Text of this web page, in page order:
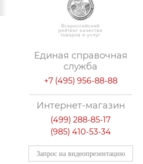
Единая справочная
служба
+7 (495) 956-88-88
Интернет-магазин
(499) 288-85-17
(985) 410-53-34
Запрос на видеопрезентацию